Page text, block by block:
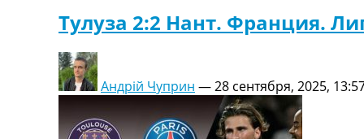
Тулуза 2:2 Нант. Франция.
Андрій Чуприн —28 сентября, 2025,